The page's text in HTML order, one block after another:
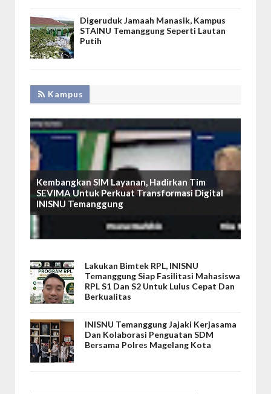
Digeruduk Jamaah Manasik, Kampus
STAINU Temanggung Seperti Lautan
Putih
Kampus
Kembangkan SIM Layanan, Hadirkan Tim
SEVIMA Untuk Perkuat Transformasi Digital
INISNU Temanggung
Lakukan Bimtek RPL, INISNU
Temanggung Siap Fasilitasi Mahasiswa
RPL S1 Dan S2 Untuk Lulus Cepat Dan
Berkualitas
INISNU Temanggung Jajaki Kerjasama
Dan Kolaborasi Penguatan SDM
Bersama Polres Magelang Kota